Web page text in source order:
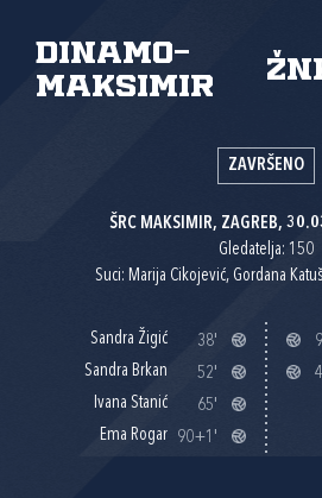
Dinamo-
Maksimir
ZAVRŠENO
ŠRC MAKSIMIR, ZAGREB,
Gledatelja: 150
Suci: Marija Cikojević, Gordana
Sandra Žigić
38'
Sandra Brkan
52'
Ivana Stanić
65'
Ema Rogar
90+1'